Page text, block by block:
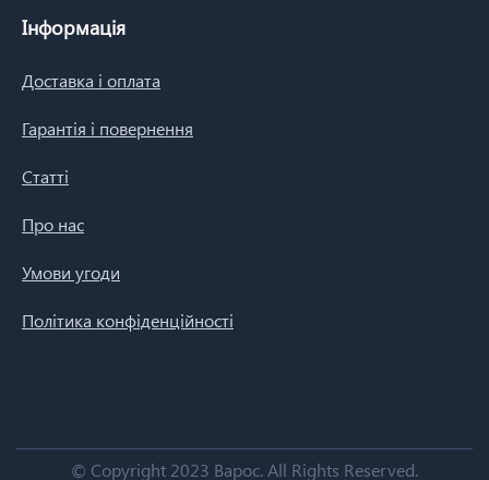
Інформація
Доставка і оплата
Гарантія і повернення
Статті
Про нас
Умови угоди
Політика конфіденційності
© Copyright 2023 Варос. All Rights Reserved.